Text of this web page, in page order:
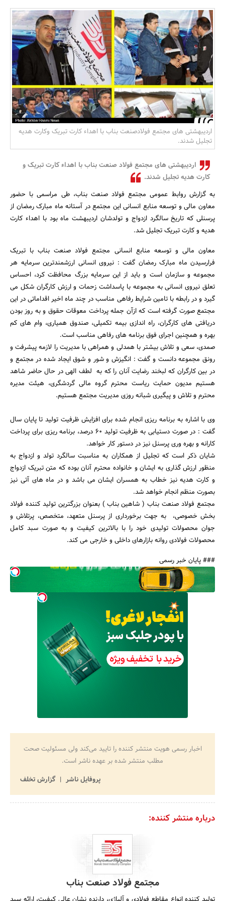
بانک، بیمه و سرمایه
مسکن و ساختمان
جستجو
اردیبهشتی های مجتمع فولادصنعت بناب با اهداء کارت تبریک وکارت هدیه
تجلیل شدند.
اردیبهشتی های مجتمع فولاد صنعت بناب با اهداء کارت تبریک و
کارت هدیه تجلیل شدند.
به گزارش روابط عمومی مجتمع فولاد صنعت بناب، طی مراسمی با حضور
معاون مالی و توسعه منابع انسانی این مجتمع در آستانه ماه مبارک رمضان از
پرسنلی که تاریخ سالگرد ازدواج و تولدشان اردیبهشت ماه بود با اهداء کارت
هدیه و کارت تبریک تجلیل شد.
معاون مالی و توسعه منابع انسانی مجتمع فولاد صنعت بناب با تبریک
فرارسیدن ماه مبارک رمضان گفت : نیروی انسانی ارزشمندترین سرمایه هر
مجموعه و سازمان است و باید از این سرمایه بزرگ محافظت کرد، احساس
تعلق نیروی انسانی به مجموعه با پاسداشت زحمات و ارزش کارگران شکل می
گیرد و در رابطه با تامین شرایط رفاهی مناسب در چند ماه اخیر اقداماتی در این
مجتمع صورت گرفته است که ازآن جمله پرداخت معوقات حقوق و به روز بودن
دریافتی های کارگران، راه اندازی بیمه تکمیلی، صندوق همیاری، وام های کم
بهره و همچنین اجرای فوق برنامه های رفاهی مناسب است.
صمدی، سعی و تلاش بیشتر با همدلی و همراهی با مدیریت را لازمه پیشرفت و
رونق مجموعه دانست و گفت : انگیزش و شور و شوق ایجاد شده در مجتمع و
در بین کارگران که لبخند رضایت آنان را که به لطف الهی در حال حاضر شاهد
هستیم مدیون حمایت ریاست محترم گروه مالی گردشگری، هیئت مدیره
محترم و تلاش و پیگیری شبانه روزی مدیریت مجتمع هستیم.
وی با اشاره به برنامه ریزی انجام شده برای افزایش ظرفیت تولید تا پایان سال
گفت : در صورت دستیابی به ظرفیت تولید ۶۰ درصد، برنامه ریزی برای پرداخت
کارانه و بهره وری پرسنل نیز در دستور کار خواهد.
شایان ذکر است که تجلیل از همکاران به مناسبت سالگرد تولد و ازدواج به
منظور ارزش گذاری به ایشان و خانواده محترم آنان بوده که متن تبریک ازدواج
و کارت هدیه نیز خطاب به همسران ایشان می باشد و در ماه های آتی نیز
بصورت منظم انجام خواهد شد.
مجتمع فولاد صنعت بناب ( شاهین بناب ) بعنوان بزرگترین تولید کننده فولاد
بخش خصوصی، به جهت برخورداری از پرسنل متعهد، متخصص، پرتلاش و
جوان محصولات تولیدی خود را با بالاترین کیفیت و به صورت سبد کامل
محصولات فولادی روانه بازارهای داخلی و خارجی می کند.
### پایان خبر رسمی
اخبار رسمی هویت منتشر کننده را تایید می‌کند ولی مسئولیت صحت
مطلب منتشر شده بر عهده ناشر است.
پروفایل ناشر
گزارش تخلف
درباره منتشر کننده:
مجتمع فولاد صنعت بناب